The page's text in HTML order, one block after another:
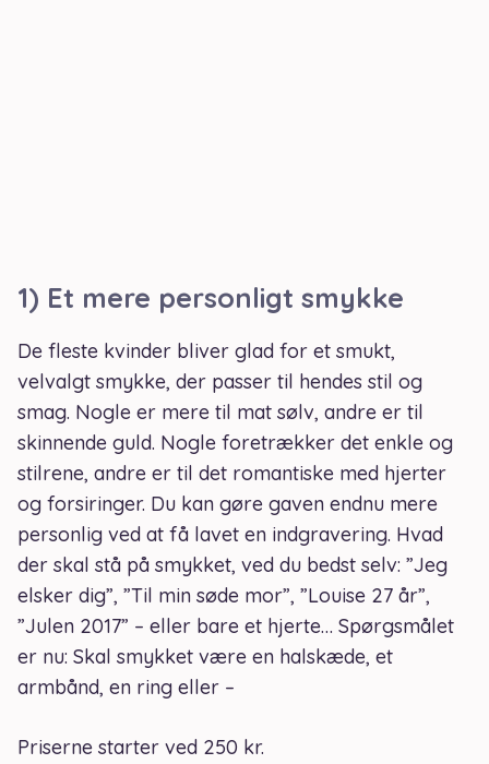
1) Et mere personligt smykke
De fleste kvinder bliver glad for et smukt,
velvalgt smykke, der passer til hendes stil og
smag. Nogle er mere til mat sølv, andre er til
skinnende guld. Nogle foretrækker det enkle og
stilrene, andre er til det romantiske med hjerter
og forsiringer. Du kan gøre gaven endnu mere
personlig ved at få lavet en indgravering. Hvad
der skal stå på smykket, ved du bedst selv: ”Jeg
elsker dig”, ”Til min søde mor”, ”Louise 27 år”,
”Julen 2017” – eller bare et hjerte… Spørgsmålet
er nu: Skal smykket være en halskæde, et
armbånd, en ring eller –
Priserne starter ved 250 kr.